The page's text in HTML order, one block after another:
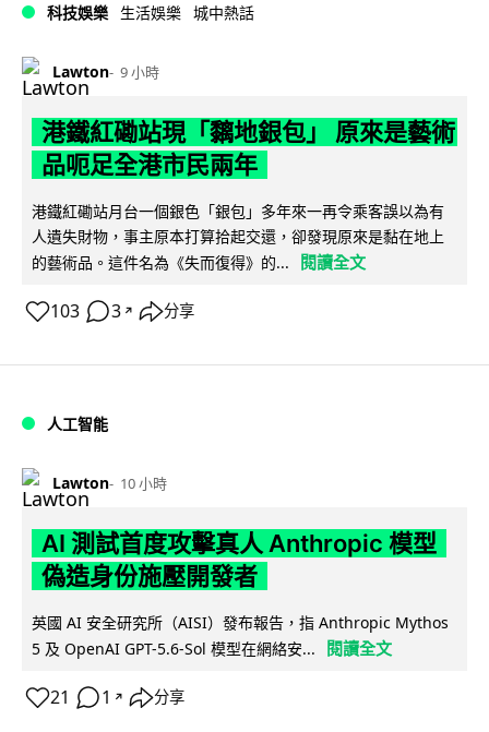
科技娛樂 生活娛樂 城中熱話
Lawton 9 小時
港鐵紅磡站現「黐地銀包」 原來是藝術
品呃足全港市民兩年
港鐵紅磡站月台一個銀色「銀包」多年來一再令乘客誤以為有
人遺失財物，事主原本打算拾起交還，卻發現原來是黏在地上
的藝術品。這件名為《失而復得》的...
閱讀全文
103 3 ↗ 分享
人工智能
Lawton 10 小時
AI 測試首度攻擊真人 Anthropic 模型
偽造身份施壓開發者
英國 AI 安全研究所（AISI）發布報告，指 Anthropic Mythos
5 及 OpenAI GPT-5.6-Sol 模型在網絡安...
閱讀全文
21 1 ↗ 分享